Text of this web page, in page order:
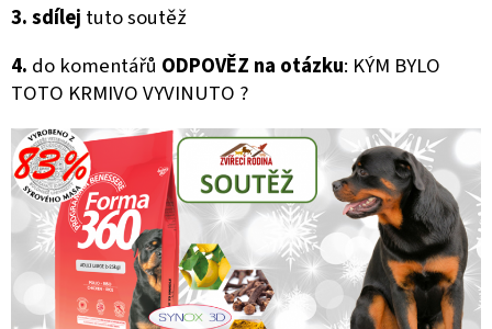
3.sdílej tuto soutěž
4. do komentářů ODPOVĚZ na otázku: KÝM BYLO
TOTO KRMIVO VYVINUTO ?